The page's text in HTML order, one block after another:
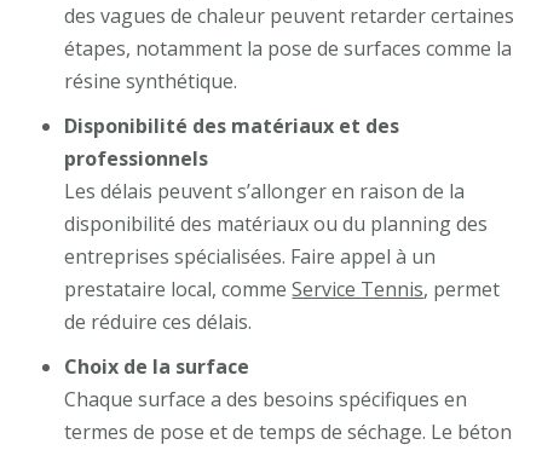
des vagues de chaleur peuvent retarder certaines
étapes, notamment la pose de surfaces comme la
résine synthétique.
Disponibilité des matériaux et des
professionnels
Les délais peuvent s’allonger en raison de la
disponibilité des matériaux ou du planning des
entreprises spécialisées. Faire appel à un
prestataire local, commeService Tennis, permet
de réduire ces délais.
Choix de la surface
Chaque surface a des besoins spécifiques en
termes de pose et de temps de séchage. Le béton